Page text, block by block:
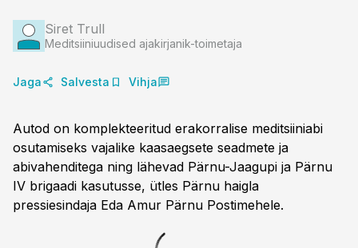
Siret Trull
Meditsiiniuudised ajakirjanik-toimetaja
Jaga Salvesta Vihja
Autod on komplekteeritud erakorralise meditsiiniabi
osutamiseks vajalike kaasaegsete seadmete ja
abivahenditega ning lähevad Pärnu-Jaagupi ja Pärnu
IV brigaadi kasutusse, ütles Pärnu haigla
pressiesindaja Eda Amur Pärnu Postimehele.